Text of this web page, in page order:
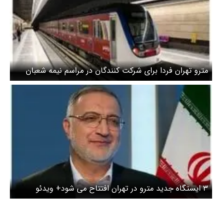
مترو تهران فردا برای شرکت کنندگان در مراسم نیمه شعبان
رایگان است
۳ ایستگاه جدید مترو در تهران افتتاح می شود+ ویدئو